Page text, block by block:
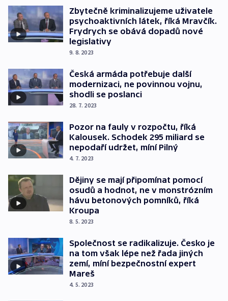
Zbytečně kriminalizujeme uživatele
psychoaktivních látek, říká Mravčík.
Frydrych se obává dopadů nové
legislativy
9. 8. 2023
Česká armáda potřebuje další
modernizaci, ne povinnou vojnu,
shodli se poslanci
28. 7. 2023
Pozor na fauly v rozpočtu, říká
Kalousek. Schodek 295 miliard se
nepodaří udržet, míní Pilný
4. 7. 2023
Dějiny se mají připomínat pomocí
osudů a hodnot, ne v monstrózním
hávu betonových pomníků, říká
Kroupa
8. 5. 2023
Společnost se radikalizuje. Česko je
na tom však lépe než řada jiných
zemí, míní bezpečnostní expert
Mareš
4. 5. 2023